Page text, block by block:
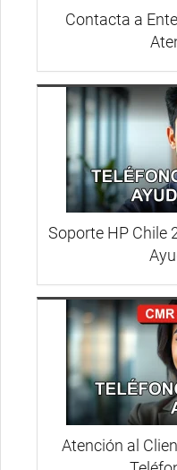
Contacta a
Soporte HP Chile
Atención al